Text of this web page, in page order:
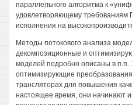
параллельного алгоритма к
удовлетворяющему требованиям
исполнения на
Методы потокового анализа
декомпозиционные и
моделей подробно описаны в п.п.
оптимизирующие
трансляторах для повышения
настоящее время, они начинают